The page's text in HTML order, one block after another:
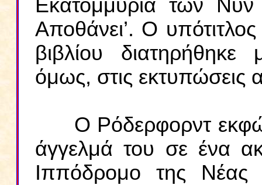
Εκατομμύρια των
Αποθάνει’. Ο
βιβλίου
όμως, στις εκτυπώσεις
Ο Ρόδερφορντ
άγγελμά του σε ένα
Ιππόδρομο της Νέας